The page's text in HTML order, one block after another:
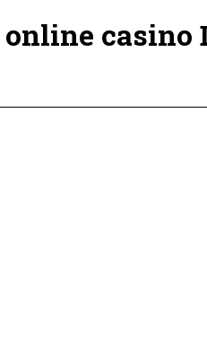
casino